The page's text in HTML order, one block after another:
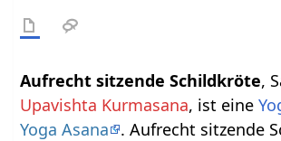
Aufrecht sitzende Schildkröte,
Upavishta Kurmasana, ist eine
Yoga Asana
. Aufrecht sitzende